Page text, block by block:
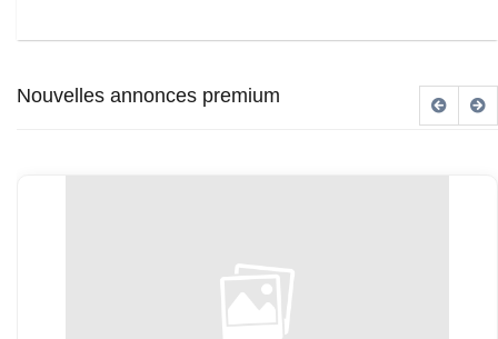
Nouvelles annonces premium